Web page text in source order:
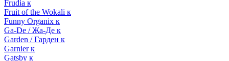
Frudia к
Fruit of the Wokali к
Funny Organix к
Ga-De / Жа-Де к
Garden / Гарден к
Garnier к
Gatsby к